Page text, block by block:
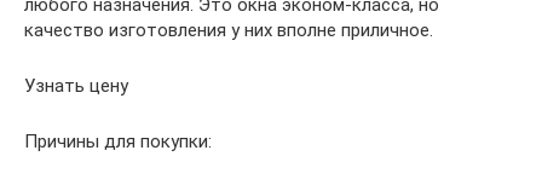
любого назначения. Это окна эконом-класса, но
качество изготовления у них вполне приличное.
Узнать цену
Причины для покупки: